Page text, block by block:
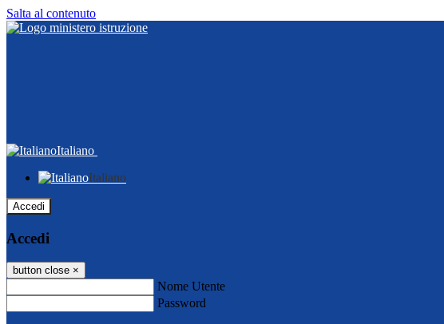
Salta al contenuto
Italiano
Italiano
Accedi
Accedi
button close ×
Nome Utente
Password